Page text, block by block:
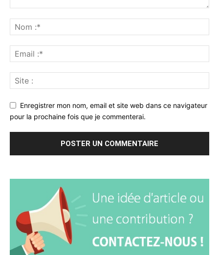
Enregistrer mon nom, email et site web dans ce navigateur
pour la prochaine fois que je commenterai.